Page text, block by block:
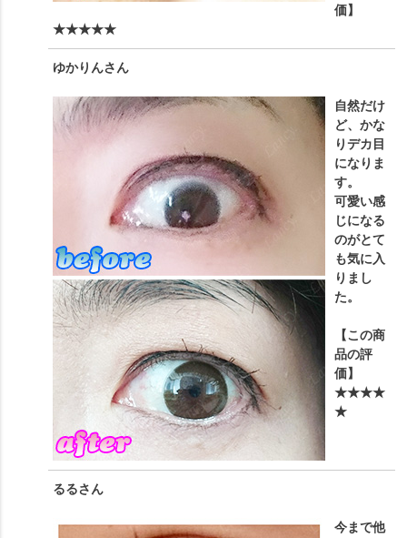
価】
★★★★★
ゆかりんさん
自然だけ
ど、かな
りデカ目
になりま
す。
可愛い感
じになる
のがとて
も気に入
りまし
た。
【この商
品の評
価】
★★★★
★
るるさん
今まで他